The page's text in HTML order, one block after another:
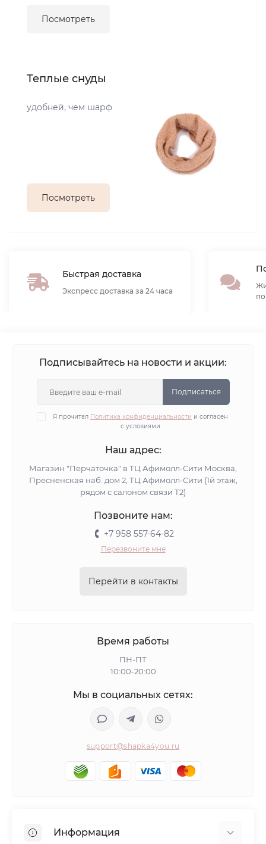
Посмотреть
Теплые снуды
удобней, чем шарф
Посмотреть
Быстрая доставка
Экспресс доставка за 24 часа
Подписывайтесь на новости и акции:
Подписаться
Я прочитал Политика конфиденциальности и согласен
с условиями
Наш адрес:
Магазин "Перчаточка" в ТЦ Афимолл-Сити Москва,
Пресненская наб. дом 2, ТЦ Афимолл-Сити (1й этаж,
рядом с салоном связи Т2)
Позвоните нам:
+7 958 557-64-82
Перезвоните мне
Перейти в контакты
Время работы
ПН-ПТ
10:00-20:00
Мы в социальных сетях:
support@shapka4you.ru
Информация